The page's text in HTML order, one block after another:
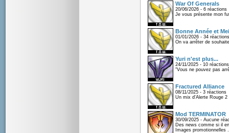
War Of Generals
20/06/2026 - 6 réactions
Je vous présente mon
Bonne Année et
01/01/2026 - 34 réactions
On va arrêter de
Yuri n'est plus...
24/11/2025 - 10 réactions
"Vous ne pouvez pas
Fractured Alliance
08/11/2025 - 3 réactions
Un mix d'Alerte Rouge
Mod TERMINATOR
30/09/2025 - Aucune
Des news comme si il
Images promotionnelles .